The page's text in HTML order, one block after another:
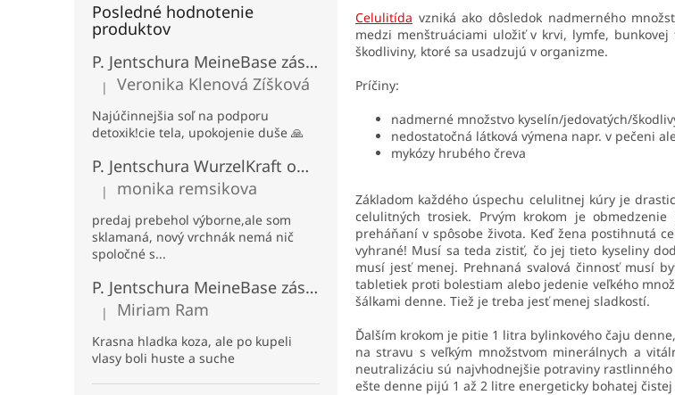
Posledné hodnotenie
produktov
P. Jentschura MeineBase zásadito-minerálna kúpeľová soľ 1 500 g
Hodnotenie produktu je 5 z 5 hviezdičiek.
| Veronika Klenová Zíšková
Najúčinnejšia soľ na podporu
detoxik!cie tela, upokojenie duše 🙏
P. Jentschura WurzelKraft omnimolekulárna BIO potravina 300 g
Hodnotenie produktu je 5 z 5 hviezdičiek.
| monika remsikova
predaj prebehol výborne,ale som
sklamaná, nový vrchnák nemá nič
spoločné s...
P. Jentschura MeineBase zásadito-minerálna kúpeľová soľ 2750 g
Hodnotenie produktu je 5 z 5 hviezdičiek.
| Miriam Ram
Krasna hladka koza, ale po kupeli
vlasy boli huste a suche
Celulitída vzniká ako dôsledok nadmerného
medzi menštruáciami uložiť v krvi, lymfe,
škodliviny, ktoré sa usadzujú v organizme.
Príčiny:
nadmerné množstvo kyselín/jedovatých/
nedostatočná látková výmena napr. v pečeni
mykózy hrubého čreva
Základom každého úspechu celulitnej kúry je
celulitných trosiek. Prvým krokom je
preháňaní v spôsobe života. Keď žena postihnutá
vyhrané! Musí sa teda zistiť, čo jej tieto kyseliny
musí jesť menej. Prehnaná svalová činnosť musí
tabletiek proti bolestiam alebo jedenie veľkého
šálkami denne. Tiež je treba jesť menej sladkostí.
Ďalším krokom je pitie 1 litra bylinkového čaju
na stravu s veľkým množstvom minerálnych a
neutralizáciu sú najvhodnejšie potraviny
ešte denne pijú 1 až 2 litre energeticky bohatej